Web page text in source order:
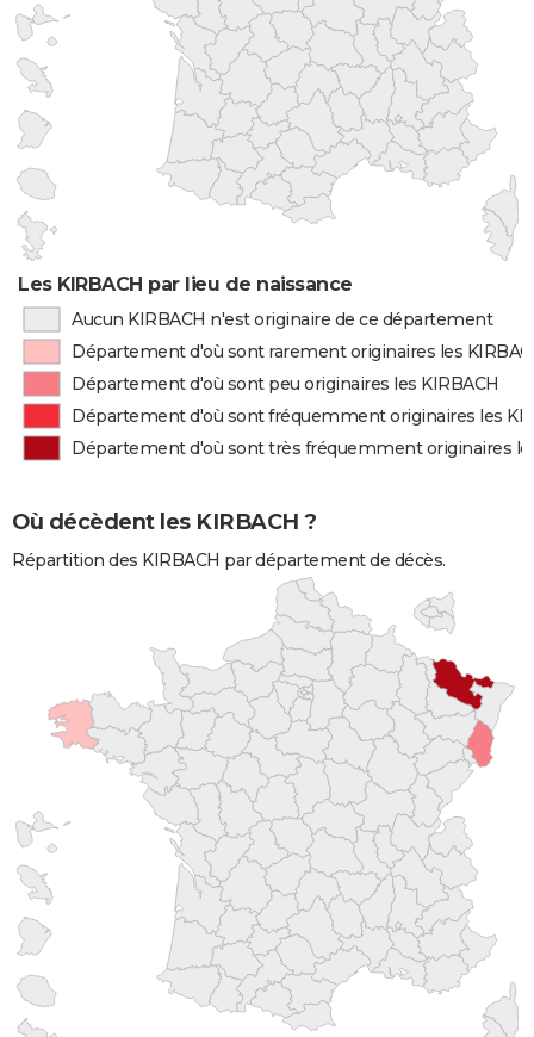
Les KIRBACH par lieu de naissance
Aucun KIRBACH n'est originaire de ce département
Département d'où sont rarement originaires les
Département d'où sont peu originaires les KIRBACH
Département d'où sont fréquemment originaires les
Département d'où sont très fréquemment originaires
Où décèdent les KIRBACH ?
Répartition des KIRBACH par département de décès.